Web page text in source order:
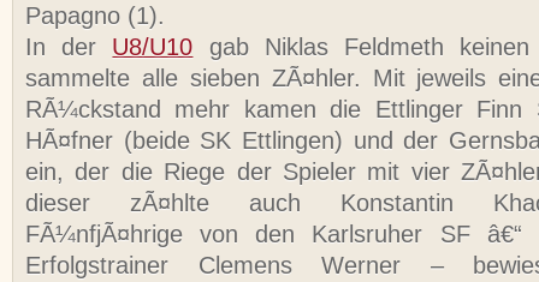
Papagno (1).
In der U8/U10 gab Niklas Feldmeth
sammelte alle sieben ZÃ¤hler. Mit jeweils
RÃ¼ckstand mehr kamen die Ettlinger Finn
HÃ¤fner (beide SK Ettlingen) und der
ein, der die Riege der Spieler mit vier
dieser zÃ¤hlte auch Konstantin
FÃ¼nfjÃ¤hrige von den Karlsruher SF â€“
Erfolgstrainer Clemens Werner –